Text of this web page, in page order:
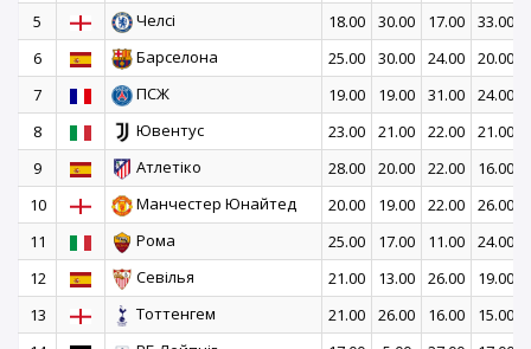
5
Челсі 18.00 30.00 17.00 33.00
6
Барселона 25.00 30.00 24.00 20.00
7
ПСЖ 19.00 19.00 31.00 24.00
8
Ювентус 23.00 21.00 22.00 21.00
9
Атлетіко 28.00 20.00 22.00 16.00
10
Манчестер Юнайтед 20.00 19.00 22.00 26.00
11
Рома 25.00 17.00 11.00 24.00
12
Севілья 21.00 13.00 26.00 19.00
13
Тоттенгем 21.00 26.00 16.00
15.00